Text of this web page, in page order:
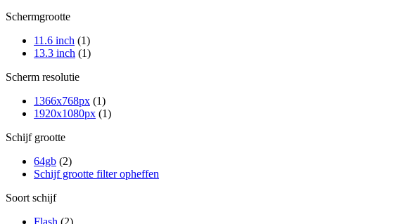
Schermgrootte
11.6 inch (1)
13.3 inch (1)
Scherm resolutie
1366x768px (1)
1920x1080px (1)
Schijf grootte
64gb (2)
Schijf grootte filter opheffen
Soort schijf